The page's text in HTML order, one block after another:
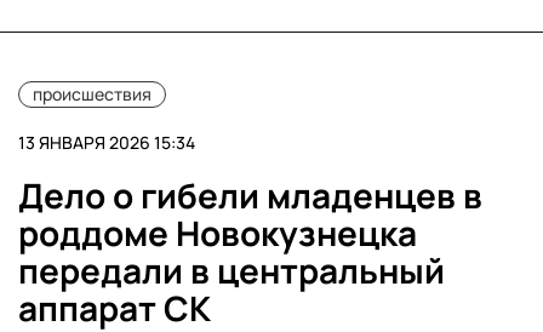
происшествия
13 ЯНВАРЯ 2026 15:34
Дело о гибели младенцев в
роддоме Новокузнецка
передали в центральный
аппарат СК